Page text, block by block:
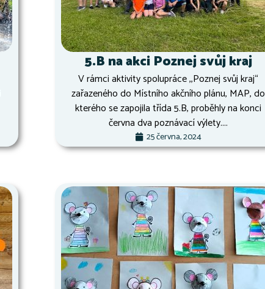
5.B na akci Poznej svůj kraj
V rámci aktivity spolupráce ,,Poznej svůj kraj“
zařazeného do Místního akčního plánu, MAP, do
kterého se zapojila třída 5.B, proběhly na konci
června dva poznávací výlety....
25 června, 2024